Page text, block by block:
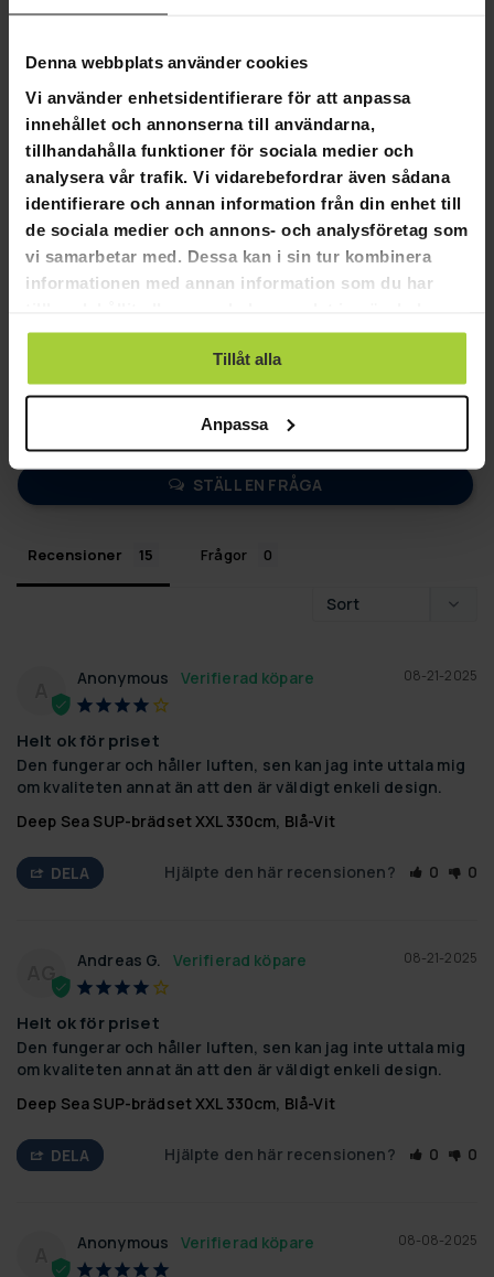
Denna webbplats använder cookies
Vi använder enhetsidentifierare för att anpassa
innehållet och annonserna till användarna,
tillhandahålla funktioner för sociala medier och
analysera vår trafik. Vi vidarebefordrar även sådana
identifierare och annan information från din enhet till
de sociala medier och annons- och analysföretag som
vi samarbetar med. Dessa kan i sin tur kombinera
informationen med annan information som du har
använt deras tjänster.
Tillåt alla
Anpassa
designade för alla färdighetsnivåer, är Deep Sea ditt go-to-
4,4 Baserat på 15 recensioner
SKRIV EN RECENSION
STÄLL EN FRÅGA
Recensioner Frågor
08-21-2025
Anonymous
Helt ok för priset
Den fungerar och håller luften, sen kan jag inte uttala mig
om kvaliteten annat än att den är väldigt enkeli design.
Deep Sea SUP-brädset XXL 330cm, Blå-Vit
DELA Hjälpte den här recensionen? 0 0
AG
08-21-2025
Andreas G.
Helt ok för priset
Den fungerar och håller luften, sen kan jag inte uttala mig
om kvaliteten annat än att den är väldigt enkeli design.
Deep Sea SUP-brädset XXL 330cm, Blå-Vit
DELA Hjälpte den här recensionen? 0 0
08-08-2025
Anonymous